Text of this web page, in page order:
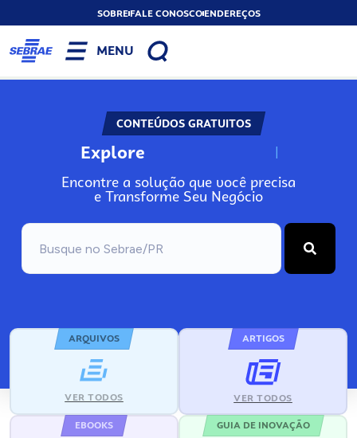
SOBREFALE CONOSCOENDEREÇOS
MENU
CONTEÚDOS GRATUITOS
Explore N
Encontre a solução que você precisa
e Transforme Seu Negócio
ARQUIVOS
VER TODOS
ARTIGOS
VER TODOS
EBOOKS GUIA DE INOVAÇÃO